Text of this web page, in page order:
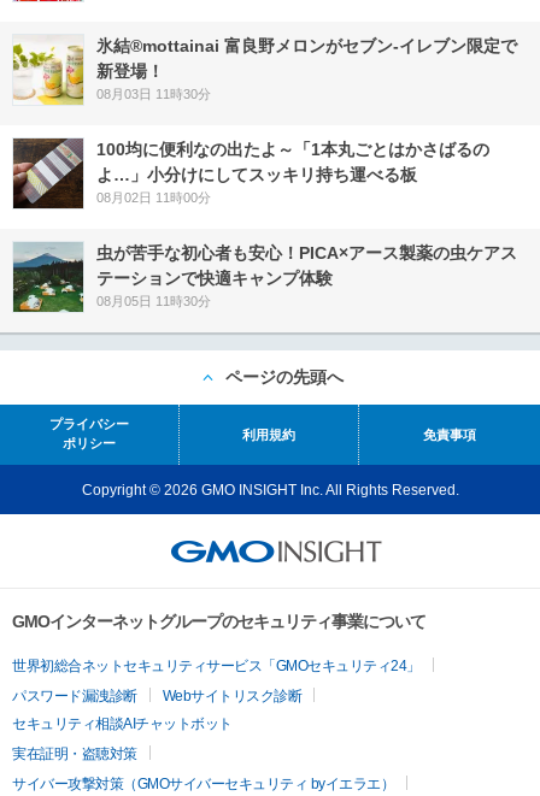
氷結®mottainai 富良野メロンがセブン‐イレブン限定で
新登場！
08月03日 11時30分
100均に便利なの出たよ～「1本丸ごとはかさばるの
よ…」小分けにしてスッキリ持ち運べる板
08月02日 11時00分
虫が苦手な初心者も安心！PICA×アース製薬の虫ケアス
テーションで快適キャンプ体験
08月05日 11時30分
ページの先頭へ
プライバシー
ポリシー
利用規約 免責事項
Copyright © 2026 GMO INSIGHT Inc. All Rights Reserved.
GMOインターネットグループのセキュリティ事業について
世界初総合ネットセキュリティサービス「GMOセキュリティ24」
パスワード漏洩診断
Webサイトリスク診断
セキュリティ相談AIチャットボット
実在証明・盗聴対策
サイバー攻撃対策（GMOサイバーセキュリティ byイエラエ）